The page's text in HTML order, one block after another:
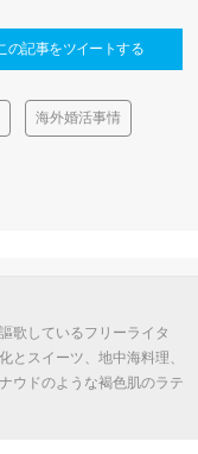
の記事をツイートする
海外婚活事情
歌しているフリーライタ
とスイーツ、地中海料理、
ウドのような褐色肌のラテ